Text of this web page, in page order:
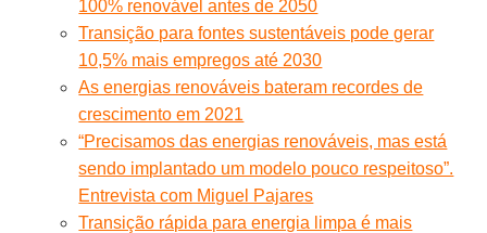
100% renovável antes de 2050
Transição para fontes sustentáveis pode gerar
10,5% mais empregos até 2030
As energias renováveis bateram recordes de
crescimento em 2021
“Precisamos das energias renováveis, mas está
sendo implantado um modelo pouco respeitoso”.
Entrevista com Miguel Pajares
Transição rápida para energia limpa é mais